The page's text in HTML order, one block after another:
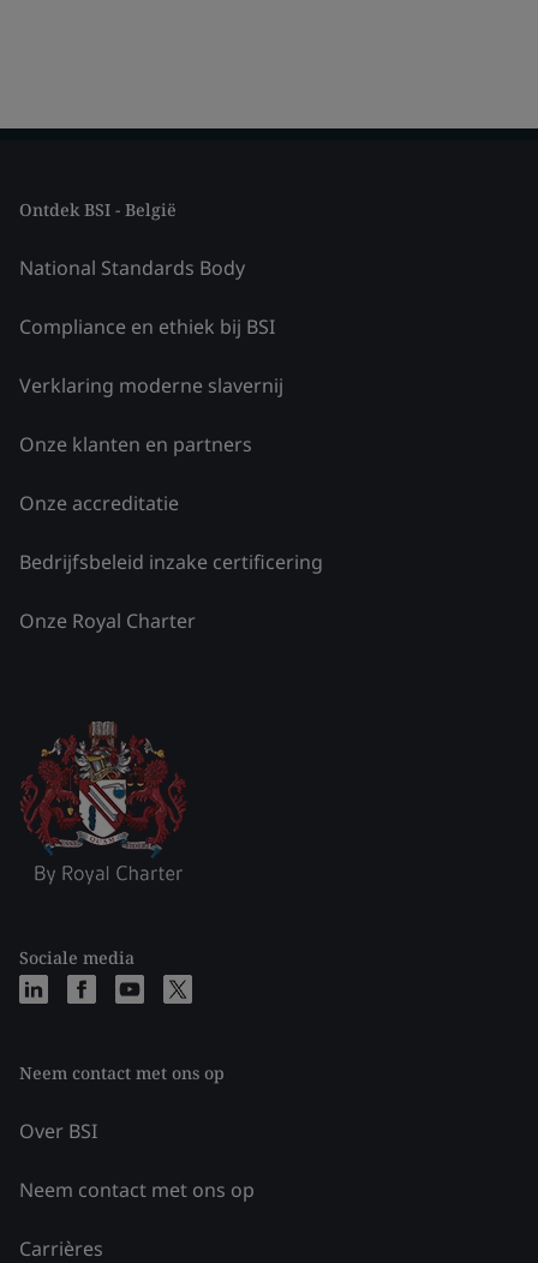
Ontdek BSI - België
National Standards Body
Compliance en ethiek bij BSI
Verklaring moderne slavernij
Onze klanten en partners
Onze accreditatie
Bedrijfsbeleid inzake certificering
Onze Royal Charter
Sociale media
Neem contact met ons op
Over BSI
Neem contact met ons op
Carrières